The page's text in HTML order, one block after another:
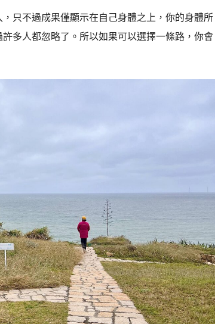
只不過成果僅顯示在自己身體之上，你的身體所
多人都忽略了。所以如果可以選擇一條路，你會